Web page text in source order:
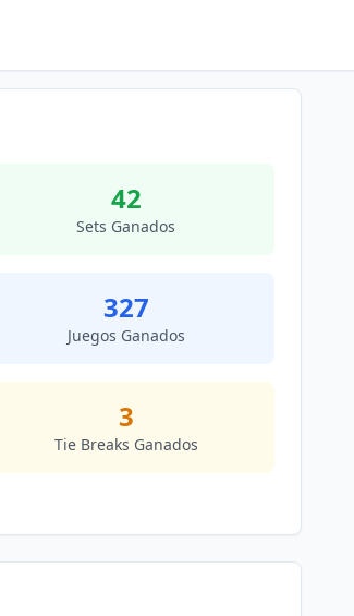
42
Sets Ganados
327
Juegos Ganados
3
Tie Breaks Ganados